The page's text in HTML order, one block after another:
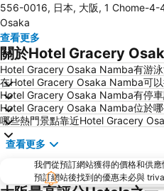
神戶三宮車站
心齋橋站
大阪城
嵐山竹林
清水寺
Yodoyabashi Station
奈良車站
Nipponbashi Station
556-0016, 日本, 大阪, 1 Chome-4-
Osaka
查看更多
關於Hotel Gracery
Hotel Gracery Osaka Namba有游泳
在Hotel Gracery Osaka Namba可以
Hotel Gracery Osaka Namba有停車
Hotel Gracery Osaka Namba位於哪
哪些熱門景點靠近Hotel Gracery
查看更多
我們從預訂網站獲得的價格和供
預訂網站後找到的優惠未必與